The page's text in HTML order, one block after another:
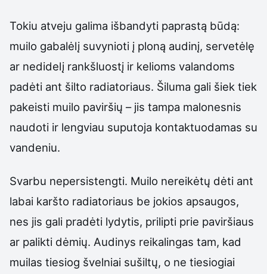
Tokiu atveju galima išbandyti paprastą būdą:
muilo gabalėlį suvynioti į ploną audinį, servetėlę
ar nedidelį rankšluostį ir kelioms valandoms
padėti ant šilto radiatoriaus. Šiluma gali šiek tiek
pakeisti muilo paviršių – jis tampa malonesnis
naudoti ir lengviau suputoja kontaktuodamas su
vandeniu.
Svarbu nepersistengti. Muilo nereikėtų dėti ant
labai karšto radiatoriaus be jokios apsaugos,
nes jis gali pradėti lydytis, prilipti prie paviršiaus
ar palikti dėmių. Audinys reikalingas tam, kad
muilas tiesiog švelniai sušiltų, o ne tiesiogiai